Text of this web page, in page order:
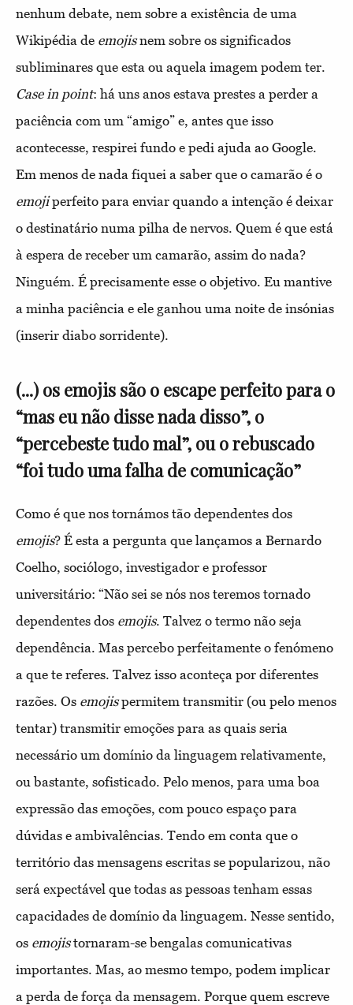
nenhum debate, nem sobre a existência de uma
Wikipédia de emojisnem sobre os significados
subliminares que esta ou aquela imagem podem ter.
Case in point: há uns anos estava prestes a perder a
paciência com um “amigo” e, antes que isso
acontecesse, respirei fundo e pedi ajuda ao Google.
Em menos de nada fiquei a saber que o camarão é o
emojiperfeito para enviar quando a intenção é deixar
o destinatário numa pilha de nervos. Quem é que está
à espera de receber um camarão, assim do nada?
Ninguém. É precisamente esse o objetivo. Eu mantive
a minha paciência e ele ganhou uma noite de insónias
(inserir diabo sorridente).
(...) os emojis são o escape perfeito para o
“mas eu não disse nada disso”, o
“percebeste tudo mal”, ou o rebuscado
“foi tudo uma falha de comunicação”
Como é que nos tornámos tão dependentes dos
emojis? É esta a pergunta que lançamos a Bernardo
Coelho, sociólogo, investigador e professor
universitário: “Não sei se nós nos teremos tornado
dependentes dos emojis. Talvez o termo não seja
dependência. Mas percebo perfeitamente o fenómeno
a que te referes. Talvez isso aconteça por diferentes
razões. Os emojispermitem transmitir (ou pelo menos
tentar) transmitir emoções para as quais seria
necessário um domínio da linguagem relativamente,
ou bastante, sofisticado. Pelo menos, para uma boa
expressão das emoções, com pouco espaço para
dúvidas e ambivalências. Tendo em conta que o
território das mensagens escritas se popularizou, não
será expectável que todas as pessoas tenham essas
capacidades de domínio da linguagem. Nesse sentido,
os emojistornaram-se bengalas comunicativas
importantes. Mas, ao mesmo tempo, podem implicar
a perda de força da mensagem. Porque quem escreve